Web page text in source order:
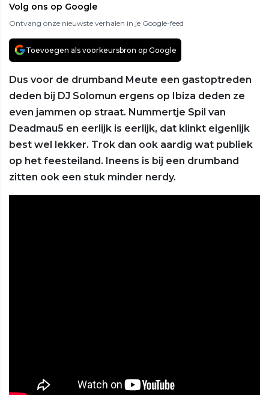
Volg ons op Google
Ontvang onze nieuwste verhalen in je Google-feed
Toevoegen als voorkeursbron op Google
Dus voor de drumband Meute een gastoptreden
deden bij DJ Solomun ergens op Ibiza deden ze
even jammen op straat. Nummertje Spil van
Deadmau5 en eerlijk is eerlijk, dat klinkt eigenlijk
best wel lekker. Trok dan ook aardig wat publiek
op het feesteiland. Ineens is bij een drumband
zitten ook een stuk minder nerdy.